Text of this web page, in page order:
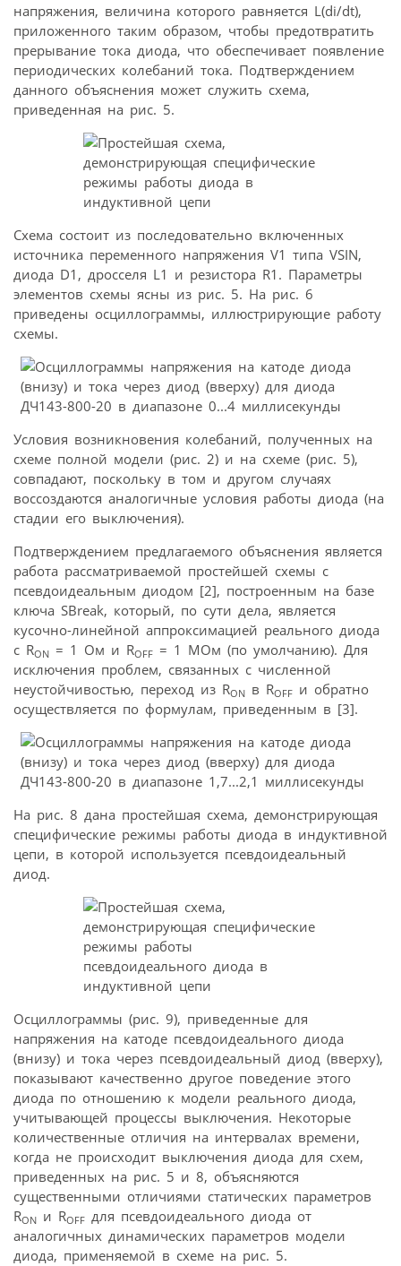
напряжения, величина которого равняется L(di/dt),
приложенного таким образом, чтобы предотвратить
прерывание тока диода, что обеспечивает появление
периодических колебаний тока. Подтверждением
данного объяснения может служить схема,
приведенная на рис. 5.
Схема состоит из последовательно включенных
источника переменного напряжения V1 типа VSIN,
диода D1, дросселя L1 и резистора R1. Параметры
элементов схемы ясны из рис. 5. На рис. 6
приведены осциллограммы, иллюстрирующие работу
схемы.
Условия возникновения колебаний, полученных на
схеме полной модели (рис. 2) и на схеме (рис. 5),
совпадают, поскольку в том и другом случаях
воссоздаются аналогичные условия работы диода (на
стадии его выключения).
Подтверждением предлагаемого объяснения является
работа рассматриваемой простейшей схемы с
псевдоидеальным диодом [2], построенным на базе
ключа SBreak, который, по сути дела, является
кусочно-линейной аппроксимацией реального диода
с RON = 1 Ом и ROFF = 1 МОм (по умолчанию). Для
исключения проблем, связанных с численной
неустойчивостью, переход из RON в ROFF и обратно
осуществляется по формулам, приведенным в [3].
На рис. 8 дана простейшая схема, демонстрирующая
специфические режимы работы диода в индуктивной
цепи, в которой используется псевдоидеальный
диод.
Осциллограммы (рис. 9), приведенные для
напряжения на катоде псевдоидеального диода
(внизу) и тока через псевдоидеальный диод (вверху),
показывают качественно другое поведение этого
диода по отношению к модели реального диода,
учитывающей процессы выключения. Некоторые
количественные отличия на интервалах времени,
когда не происходит выключения диода для схем,
приведенных на рис. 5 и 8, объясняются
существенными отличиями статических параметров
RON и ROFF для псевдоидеального диода от
аналогичных динамических параметров модели
диода, применяемой в схеме на рис. 5.